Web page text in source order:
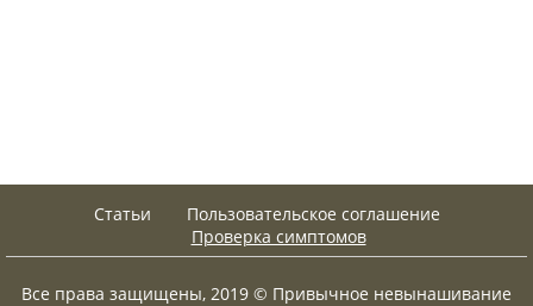
Статьи
Пользовательское соглашение
Проверка симптомов
Все права защищены, 2019 © Привычное невынашивание